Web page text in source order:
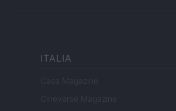
ITALIA
Casa Magazine
Cineverse Magazine